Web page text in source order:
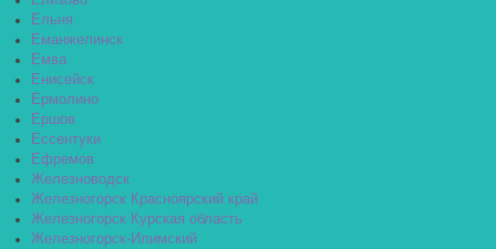
Ельня
Еманжелинск
Емва
Енисейск
Ермолино
Ершов
Ессентуки
Ефремов
Железноводск
Железногорск Красноярский край
Железногорск Курская область
Железногорск-Илимский